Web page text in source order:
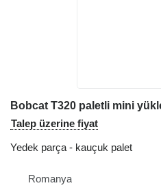
Bobcat T320 paletli mini
Talep üzerine fiyat
Yedek parça - kauçuk palet
Romanya